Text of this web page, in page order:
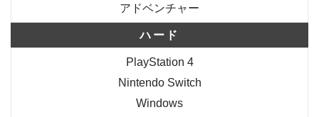
アドベンチャー
ハード
PlayStation 4
Nintendo Switch
Windows